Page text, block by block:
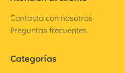
Contacta con nosotros
Preguntas frecuentes
Categorías